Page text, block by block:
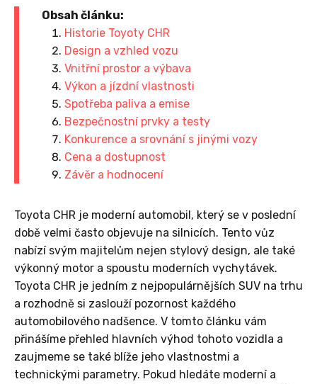
Obsah článku:
Historie Toyoty CHR
Design a vzhled vozu
Vnitřní prostor a výbava
Výkon a jízdní vlastnosti
Spotřeba paliva a emise
Bezpečnostní prvky a testy
Konkurence a srovnání s jinými vozy
Cena a dostupnost
Závěr a hodnocení
Toyota CHR je moderní automobil, který se v poslední
době velmi často objevuje na silnicích. Tento vůz
nabízí svým majitelům nejen stylový design, ale také
výkonný motor a spoustu moderních vychytávek.
Toyota CHR je jedním z nejpopulárnějších SUV na trhu
a rozhodně si zaslouží pozornost každého
automobilového nadšence. V tomto článku vám
přinášíme přehled hlavních výhod tohoto vozidla a
zaujmeme se také blíže jeho vlastnostmi a
technickými parametry. Pokud hledáte moderní a